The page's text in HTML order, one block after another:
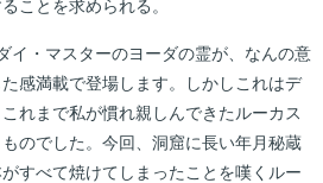
ことを求められる。
・マスターのヨーダの霊が、なんの意
感満載で登場します。しかしこれはデ
れまで私が慣れ親しんできたルーカス
のでした。今回、洞窟に長い年月秘蔵
すべて焼けてしまったことを嘆くルー